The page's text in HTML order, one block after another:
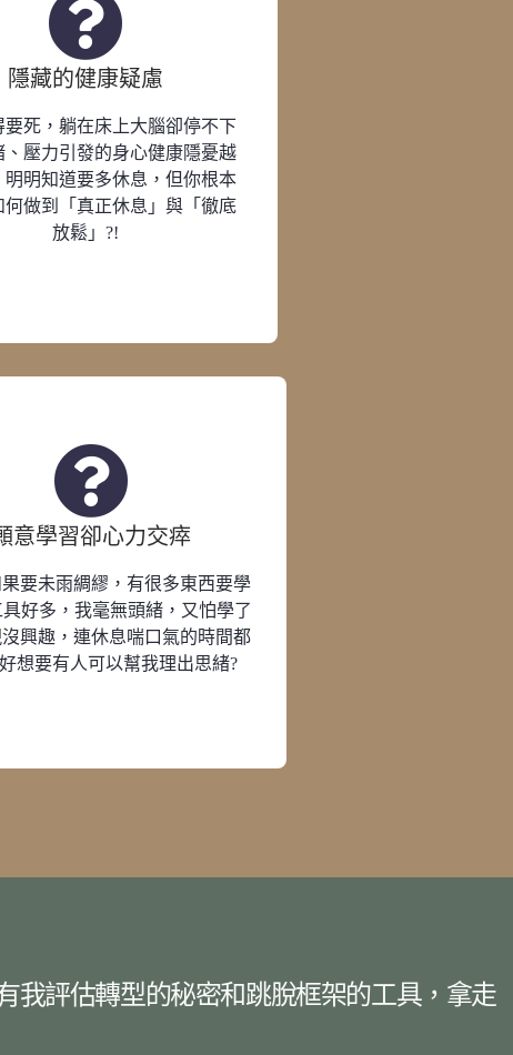
隱藏的健康疑慮
要死，躺在床上大腦卻停不下
、壓力引發的身心健康隱憂越
明明知道要多休息，但你根本
何做到「真正休息」與「徹底
放鬆」?!
意學習卻心力交瘁
要未雨綢繆，有很多東西要學
好多，我毫無頭緒，又怕學了
興趣，連休息喘口氣的時間都
想要有人可以幫我理出思緒?
我評估轉型的秘密和跳脫框架的工具，拿走